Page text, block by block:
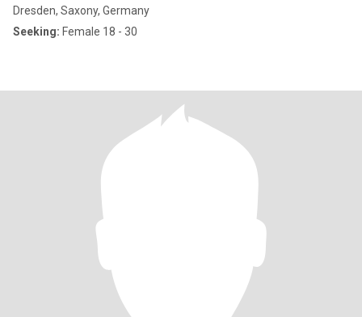
Dresden, Saxony, Germany
Seeking: Female 18 - 30